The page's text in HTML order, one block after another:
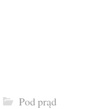
Pod prąd